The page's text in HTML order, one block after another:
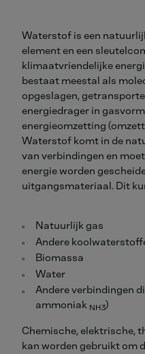
Waterstof is een
element en een
klimaatvriendelijke
bestaat meestal als
opgeslagen,
energiedrager in
energieomzetting
Waterstof komt in de
van verbindingen en
energie worden
uitgangsmateriaal. Dit
Natuurlijk gas
Andere
Biomassa
Water
Andere verbindingen
ammoniak NH3)
Chemische, elektrische,
kan worden gebruikt om